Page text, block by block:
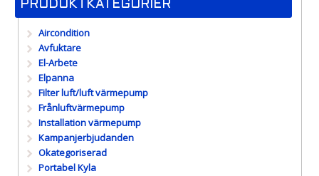
PRODUKTKATEGORIER
Aircondition
Avfuktare
El-Arbete
Elpanna
Filter luft/luft värmepump
Frånluftvärmepump
Installation värmepump
Kampanjerbjudanden
Okategoriserad
Portabel Kyla